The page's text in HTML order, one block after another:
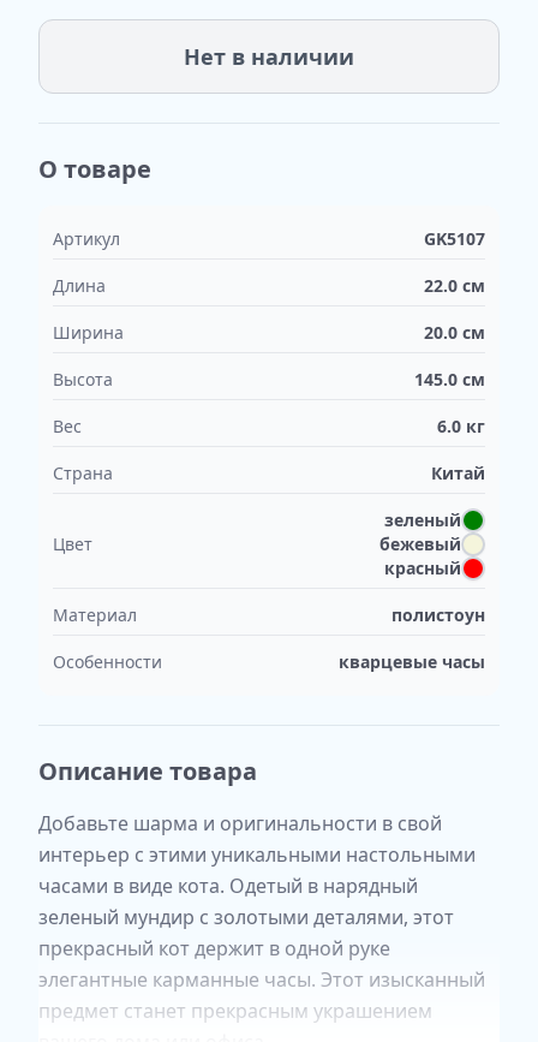
Нет в наличии
О товаре
Артикул GK5107
Длина 22.0 см
Ширина 20.0 см
Высота 145.0 см
Вес 6.0 кг
Страна Китай
Цвет
зеленый
бежевый
красный
Материал полистоун
Особенности кварцевые часы
Описание товара
Добавьте шарма и оригинальности в свой
интерьер с этими уникальными настольными
часами в виде кота. Одетый в нарядный
зеленый мундир с золотыми деталями, этот
прекрасный кот держит в одной руке
элегантные карманные часы. Этот изысканный
предмет станет прекрасным украшением